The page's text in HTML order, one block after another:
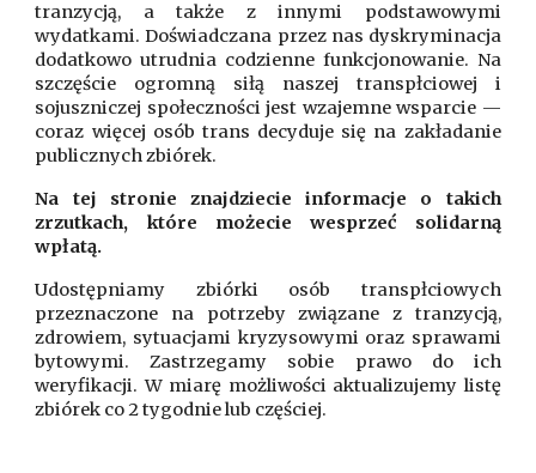
tranzycją, a także z innymi podstawowymi
wydatkami. Doświadczana przez nas dyskryminacja
dodatkowo utrudnia codzienne funkcjonowanie. Na
szczęście ogromną siłą naszej transpłciowej i
sojuszniczej społeczności jest wzajemne wsparcie —
coraz więcej osób trans decyduje się na zakładanie
publicznych zbiórek.
Na tej stronie znajdziecie informacje o takich
zrzutkach, które możecie wesprzeć solidarną
wpłatą.
Udostępniamy zbiórki osób transpłciowych
przeznaczone na potrzeby związane z tranzycją,
zdrowiem, sytuacjami kryzysowymi oraz sprawami
bytowymi. Zastrzegamy sobie prawo do ich
weryfikacji. W miarę możliwości aktualizujemy listę
zbiórek co 2 tygodnie lub częściej.